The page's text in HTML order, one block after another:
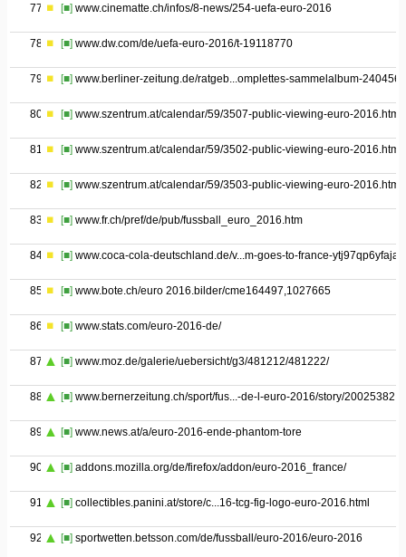
77 [■] www.cinematte.ch/infos/8-news/254-uefa-euro-2016
78 [■] www.dw.com/de/uefa-euro-2016/t-19118770
79 [■] www.berliner-zeitung.de/ratgeb...omplettes-sammelalbum-
80 [■] www.szentrum.at/calendar/59/3507-public-viewing-euro-2016.htm
81 [■] www.szentrum.at/calendar/59/3502-public-viewing-euro-2016.htm
82 [■] www.szentrum.at/calendar/59/3503-public-viewing-euro-2016.htm
83 [■] www.fr.ch/pref/de/pub/fussball_euro_2016.htm
84 [■] www.coca-cola-deutschland.de/v...m-goes-to-france-ytj97qp6yfaja
85 [■] www.bote.ch/euro 2016.bilder/cme164497,1027665
86 [■] www.stats.com/euro-2016-de/
87 [■] www.moz.de/galerie/uebersicht/g3/481212/481222/
88 [■] www.bernerzeitung.ch/sport/fus...-de-l-euro-2016/story/20025382
89 [■] www.news.at/a/euro-2016-ende-phantom-tore
90 [■] addons.mozilla.org/de/firefox/addon/euro-2016_france/
91 [■] collectibles.panini.at/store/c...16-tcg-fig-logo-euro-2016.html
92 [■] sportwetten.betsson.com/de/fussball/euro-2016/euro-2016